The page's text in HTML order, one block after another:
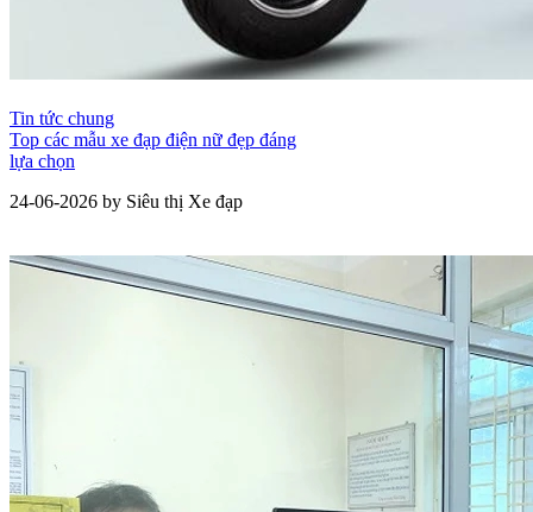
Tin tức chung
Top các mẫu xe đạp điện nữ đẹp đáng
lựa chọn
24-06-2026 by Siêu thị Xe đạp